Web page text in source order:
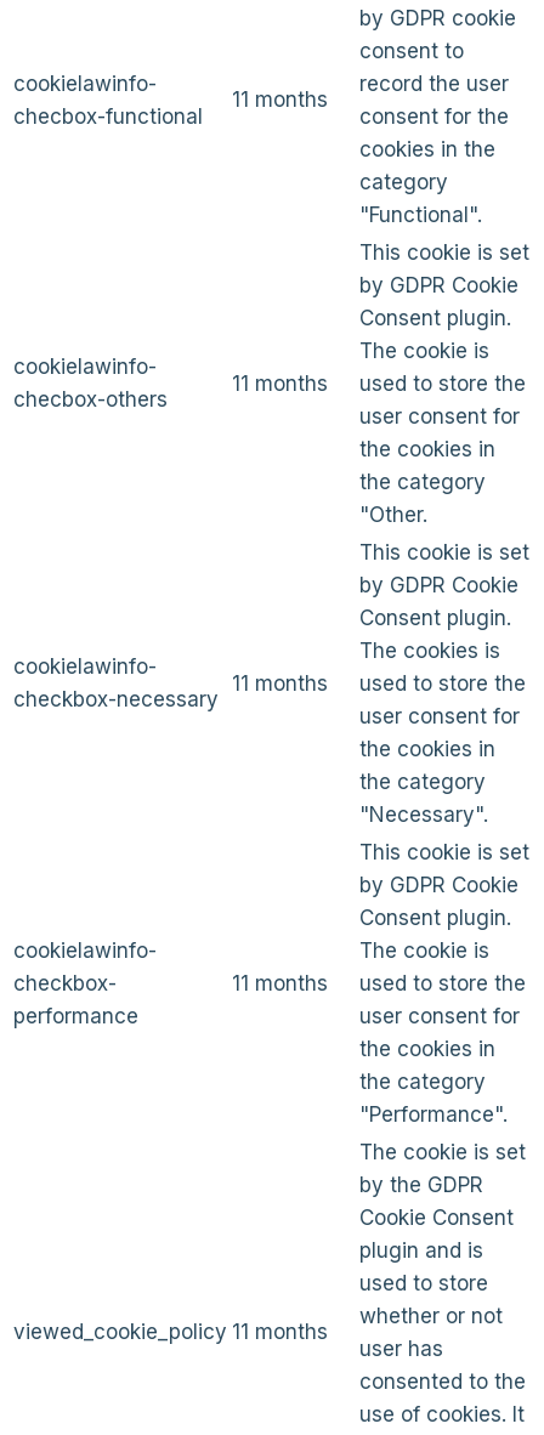
cookielawinfo-
checbox-functional
11 months
by GDPR cookie
consent to
record the user
consent for the
cookies in the
category
"Functional".
cookielawinfo-
checbox-others
11 months
This cookie is set
by GDPR Cookie
Consent plugin.
The cookie is
used to store the
user consent for
the cookies in
the category
"Other.
cookielawinfo-
checkbox-necessary
11 months
This cookie is set
by GDPR Cookie
Consent plugin.
The cookies is
used to store the
user consent for
the cookies in
the category
"Necessary".
cookielawinfo-
checkbox-
performance
11 months
This cookie is set
by GDPR Cookie
Consent plugin.
The cookie is
used to store the
user consent for
the cookies in
the category
"Performance".
viewed_cookie_policy 11 months
The cookie is set
by the GDPR
Cookie Consent
plugin and is
used to store
whether or not
user has
consented to the
use of cookies. It